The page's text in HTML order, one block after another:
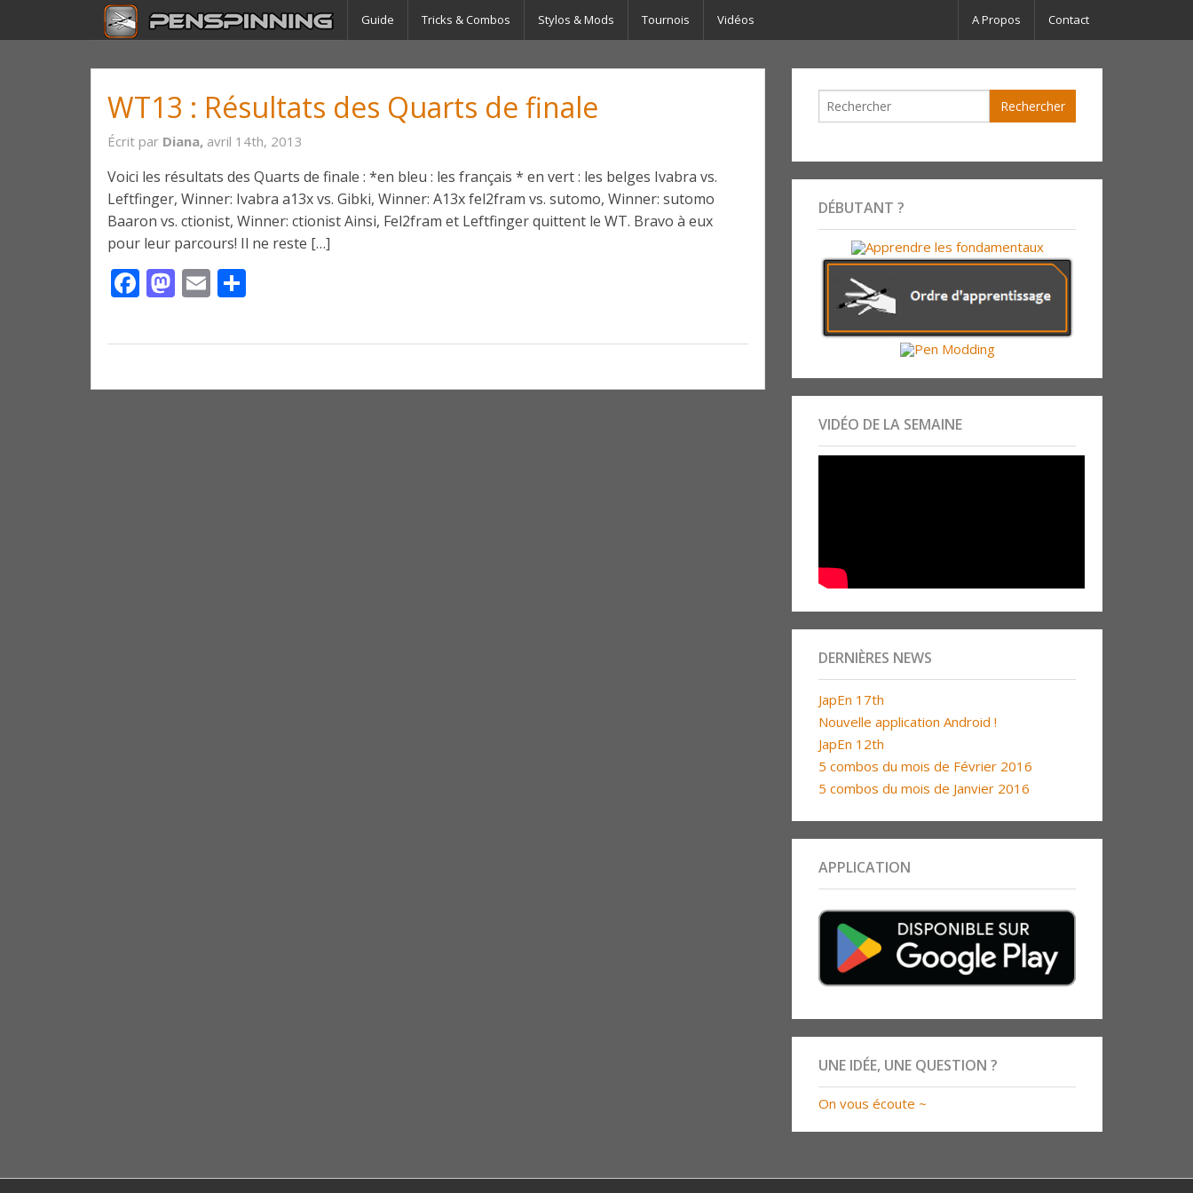
Guide Tricks & Combos Stylos & Mods Tournois Vidéos A Propos Contact
WT13 : Résultats des Quarts de finale
Écrit par Diana, avril 14th, 2013
Voici les résultats des Quarts de finale : *en bleu : les français * en vert : les belges Ivabra vs.
Leftfinger, Winner: Ivabra a13x vs. Gibki, Winner: A13x fel2fram vs. sutomo, Winner: sutomo
Baaron vs. ctionist, Winner: ctionist Ainsi, Fel2fram et Leftfinger quittent le WT. Bravo à eux
pour leur parcours! Il ne reste […]
Facebook
Mastodon
Email
DÉBUTANT ?
VIDÉO DE LA SEMAINE
DERNIÈRES NEWS
JapEn 17th
Nouvelle application Android !
JapEn 12th
5 combos du mois de Février 2016
5 combos du mois de Janvier 2016
APPLICATION
UNE IDÉE, UNE QUESTION ?
On vous écoute ~